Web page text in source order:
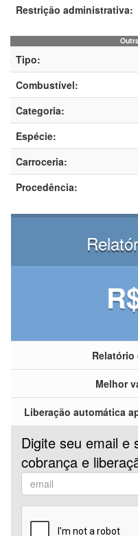
Restrição administrativa:
Tipo:
Combustível:
Categoria:
Espécie:
Carroceria:
Procedência:
Relatório
Melhor
Liberação automática
Digite seu email e
cobrança e